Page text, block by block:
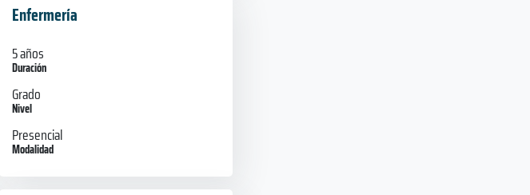
Enfermería
5 años
Duración
Grado
Nivel
Presencial
Modalidad